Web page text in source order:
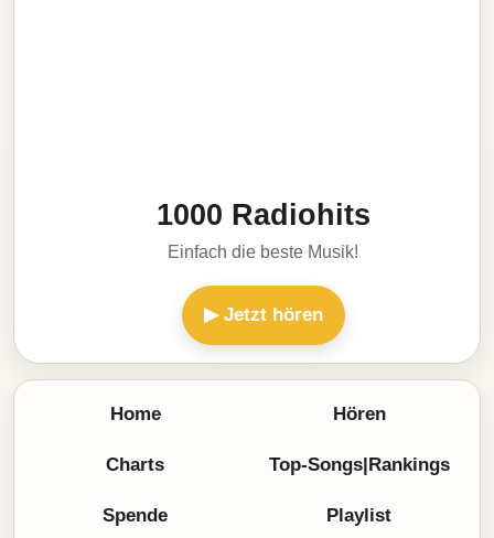
1000 Radiohits
Einfach die beste Musik!
▶ Jetzt hören
Home Hören
Charts Top-Songs|Rankings
Spende Playlist